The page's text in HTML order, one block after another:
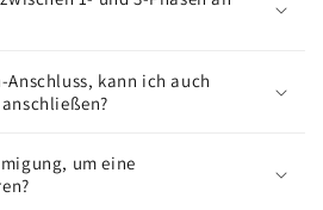
Anschluss, kann ich auch
um eine